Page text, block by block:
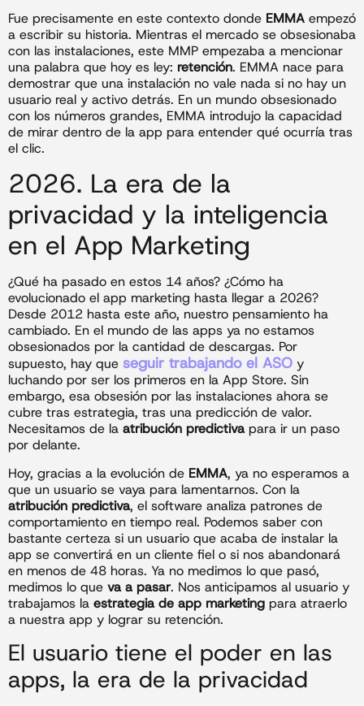
Fue precisamente en este contexto donde EMMA empezó
a escribir su historia. Mientras el mercado se obsesionaba
con las instalaciones, este MMP empezaba a mencionar
una palabra que hoy es ley: retención. EMMA nace para
demostrar que una instalación no vale nada si no hay un
usuario real y activo detrás. En un mundo obsesionado
con los números grandes, EMMA introdujo la capacidad
de mirar dentro de la app para entender qué ocurría tras
el clic.
2026. La era de la
privacidad y la inteligencia
en el App Marketing
¿Qué ha pasado en estos 14 años? ¿Cómo ha
evolucionado el app marketing hasta llegar a 2026?
Desde 2012 hasta este año, nuestro pensamiento ha
cambiado. En el mundo de las apps ya no estamos
obsesionados por la cantidad de descargas. Por
supuesto, hay que seguir trabajando el ASO y
luchando por ser los primeros en la App Store. Sin
embargo, esa obsesión por las instalaciones ahora se
cubre tras estrategia, tras una predicción de valor.
Necesitamos de la atribución predictiva para ir un paso
por delante.
Hoy, gracias a la evolución de EMMA, ya no esperamos a
que un usuario se vaya para lamentarnos. Con la
atribución predictiva, el software analiza patrones de
comportamiento en tiempo real. Podemos saber con
bastante certeza si un usuario que acaba de instalar la
app se convertirá en un cliente fiel o si nos abandonará
en menos de 48 horas. Ya no medimos lo que pasó,
medimos lo que va a pasar. Nos anticipamos al usuario y
trabajamos la estrategia de app marketing para atraerlo
a nuestra app y lograr su retención.
El usuario tiene el poder en las
apps, la era de la privacidad